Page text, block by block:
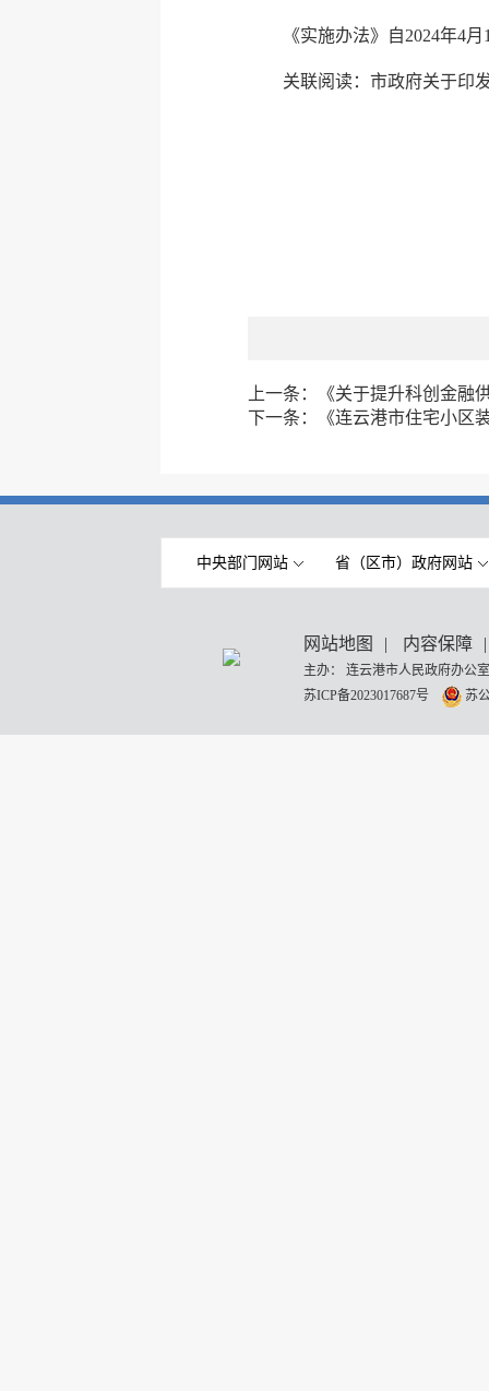
《实施办法》自2024年4
关联阅读： 市政府关于印
上一条：
《关于提升科创金融
下一条：
《连云港市住宅小区
中央部门网站 省（区市）政府网站
网站地图 | 内容保障 |
主办： 连云港市人民政府办
苏ICP备2023017687号
苏